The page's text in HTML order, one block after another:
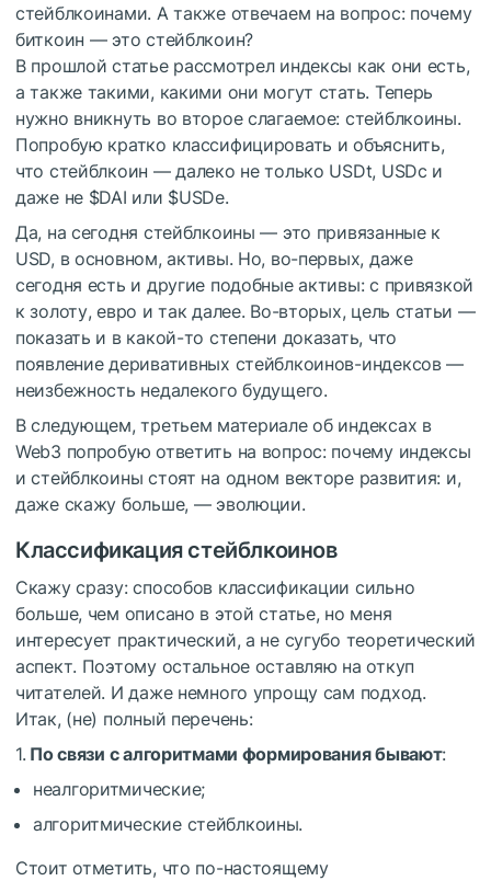
стейблкоинами. А также отвечаем на вопрос: почему
биткоин — это стейблкоин?
В прошлой статье рассмотрел индексы как они есть,
а также такими, какими они могут стать. Теперь
нужно вникнуть во второе слагаемое: стейблкоины.
Попробую кратко классифицировать и объяснить,
что стейблкоин — далеко не только USDt, USDc и
даже не $DAI или $USDe.
Да, на сегодня стейблкоины — это привязанные к
USD, в основном, активы. Но, во-первых, даже
сегодня есть и другие подобные активы: с привязкой
к золоту, евро и так далее. Во-вторых, цель статьи —
показать и в какой-то степени доказать, что
появление деривативных стейблкоинов-индексов —
неизбежность недалекого будущего.
В следующем, третьем материале об индексах в
Web3 попробую ответить на вопрос: почему индексы
и стейблкоины стоят на одном векторе развития: и,
даже скажу больше, — эволюции.
Классификация стейблкоинов
Скажу сразу: способов классификации сильно
больше, чем описано в этой статье, но меня
интересует практический, а не сугубо теоретический
аспект. Поэтому остальное оставляю на откуп
читателей. И даже немного упрощу сам подход.
Итак, (не) полный перечень:
1. По связи с алгоритмами формирования бывают:
неалгоритмические;
алгоритмические стейблкоины.
Стоит отметить, что по-настоящему